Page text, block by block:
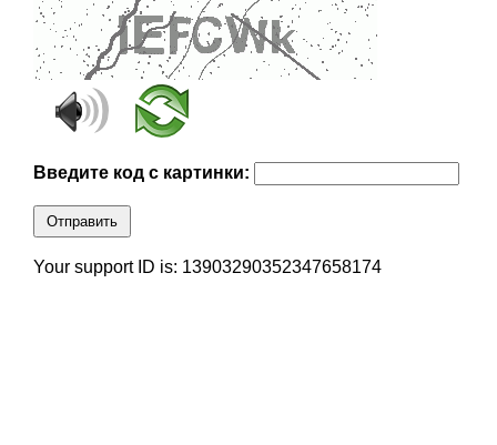
Введите код с картинки:
Отправить
Your support ID is: 13903290352347658174